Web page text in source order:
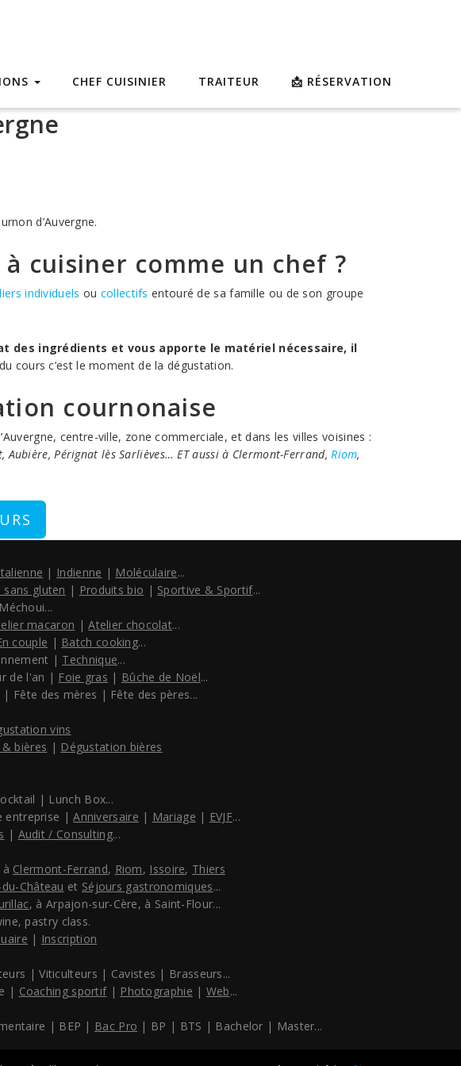
CHEF CUISINIER TRAITEUR 📩 RÉSERVATION
d’Auvergne.
cuisiner comme un chef ?
individuels ou collectifs entouré de sa famille ou de son groupe
des ingrédients et vous apporte le matériel nécessaire, il
cours c’est le moment de la dégustation.
cournonaise
centre-ville, zone commerciale, et dans les villes voisines :
Aubière, Pérignat lès Sarlièves… ET aussi à Clermont-Ferrand,Riom,
| Indienne | Moléculaire...
sans gluten | Produits bio | Sportive & Sportif...
macaron |Atelier chocolat...
couple | Batch cooking...
| Technique...
de l'an | Foie gras | Bûche de Noël...
| Fête des mères | Fête des pères...
vins
bières | Dégustation bières
| Lunch Box...
entreprise |Anniversaire | Mariage | EVJF...
| Audit / Consulting...
à Clermont-Ferrand, Riom, Issoire, Thiers
Château et Séjours gastronomiques...
, à Arpajon-sur-Cère, à Saint-Flour...
pastry class.
| Inscription
| Viticulteurs | Cavistes | Brasseurs...
| Coaching sportif| Photographie | Web...
| BEP | Bac Pro | BP | BTS | Bachelor | Master...
Contact